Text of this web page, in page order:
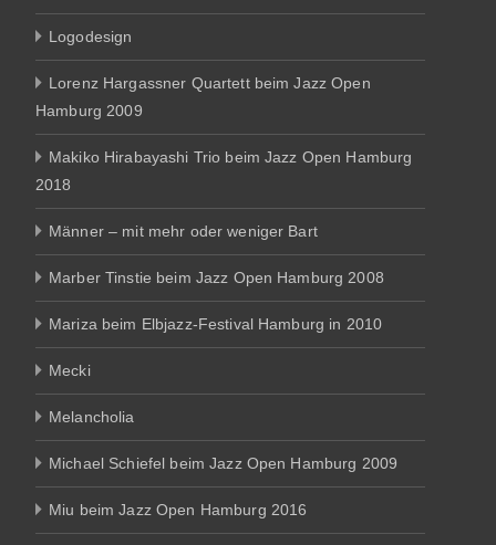
Logodesign
Lorenz Hargassner Quartett beim Jazz Open
Hamburg 2009
Makiko Hirabayashi Trio beim Jazz Open Hamburg
2018
Männer – mit mehr oder weniger Bart
Marber Tinstie beim Jazz Open Hamburg 2008
Mariza beim Elbjazz-Festival Hamburg in 2010
Mecki
Melancholia
Michael Schiefel beim Jazz Open Hamburg 2009
Miu beim Jazz Open Hamburg 2016